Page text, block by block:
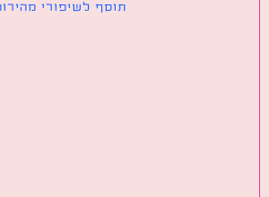
תוסף לשיפורי מהירות מצוין